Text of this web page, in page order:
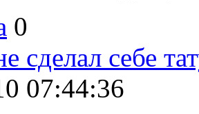
0
сделал себе
07:44:36